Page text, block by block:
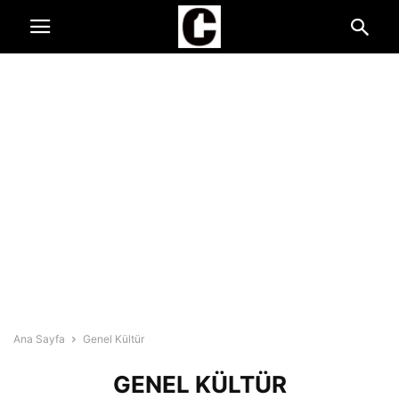
Ana Sayfa Genel Kültür
GENEL KÜLTÜR